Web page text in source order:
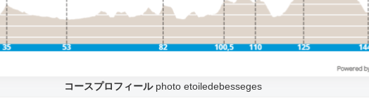
コースプロフィールphoto etoiledebesseges